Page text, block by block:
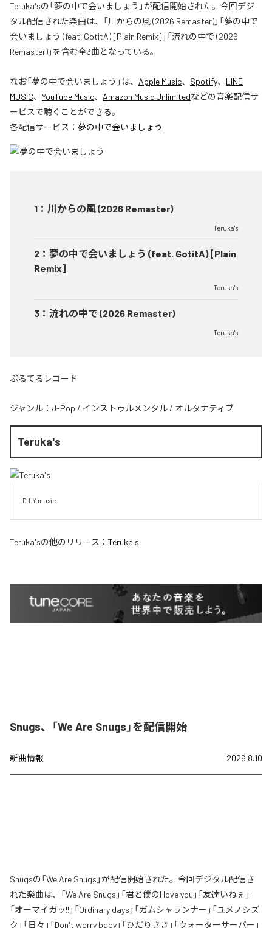
Teruka'sの「夢の中で会いましょう」が配信開始された。今回デジ
タル配信された楽曲は、「川からの風 (2026 Remaster)」「夢の中で
会いましょう (feat. GotitA) [Plain Remix]」「流れの中で (2026
Remaster)」を含む全3曲となっている。
なお「夢の中で会いましょう 」は、 Apple Music、 Spotify、 LINE
MUSIC、 YouTube Music、 Amazon Music Unlimitedなどの音楽配信サ
ービスで聴くことができる。
各配信サービス： 夢の中で会いましょう
1 ： 川からの風 (2026 Remaster)
Teruka's
2 ： 夢の中で会いましょう (feat. GotitA) [Plain
Remix]
Teruka's
3 ： 流れの中で (2026 Remaster)
Teruka's
ぷるてるレコード
ジャンル： J-Pop / インストゥルメンタル / オルタナティブ
Teruka's
D.I.Y.music
Teruka'sの他のリリース： Teruka's
Snugs、「We Are Snugs」を配信開始
新曲情報 2026.8.10
Snugsの「We Are Snugs」が配信開始された。今回デジタル配信さ
れた楽曲は、「We Are Snugs」「君と僕のI love you」「友達いねぇ」
「オーマイガッ!!」「Ordinary days」「ガムシャランナー」「ユメノシズ
ク」「日々」「Don't worry baby」「ひだりきき」「ウォーターサーバー」